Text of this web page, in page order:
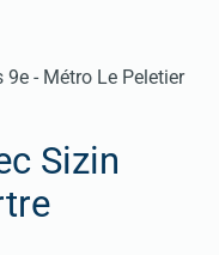
Sizin